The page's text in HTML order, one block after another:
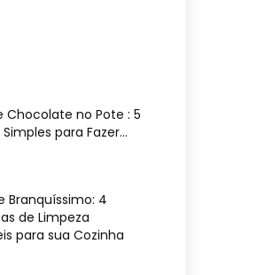
Chocolate no Pote : 5
Simples para Fazer...
Branquíssimo: 4
de Limpeza
para sua Cozinha